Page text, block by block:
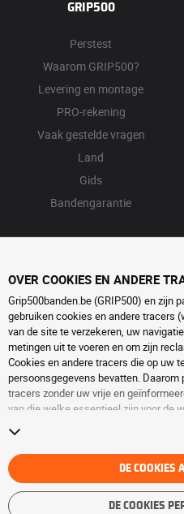
GRIP500
Perstest
Waarom GRIP500?
Levering en montage
PRO-rekening
Vaak gestelde vragen
Land
Gids
Bandengarantie
OVER COOKIES EN ANDERE
Grip500banden.be (GRIP500) en zijn
gebruiken cookies en andere tracers
van de site te verzekeren, uw
metingen uit te voeren en om zijn
Cookies en andere tracers die op uw
persoonsgegevens bevatten.
tracers zonder uw vrije en
van die welke essentieel zijn voor de
naar de pagina over
om verder te surfen zonder het
aanvaarden. Weigering verhindert de
Voor meer informatie,bezoek de
DE COOKIES
DE COOKIES